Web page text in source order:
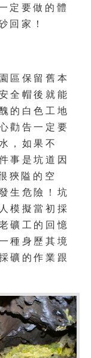
定要做的體
回家！
區保留舊本
全帽後就能
的白色工地
勸告一定要
，如果不
事是坑道因
狹隘的空
生危險！坑
模擬當初採
礦工的回憶
種身歷其境
礦的作業跟